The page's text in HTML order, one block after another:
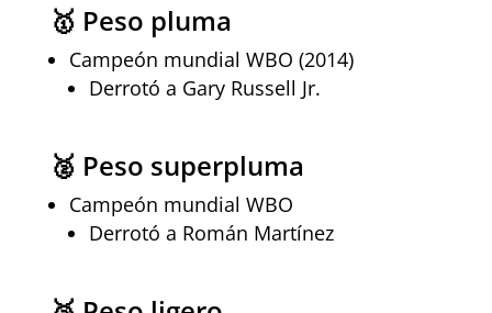
🥇 Peso pluma
Campeón mundial WBO (2014)
Derrotó a Gary Russell Jr.
🥈 Peso superpluma
Campeón mundial WBO
Derrotó a Román Martínez